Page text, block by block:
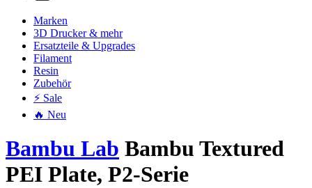
Marken
3D Drucker & mehr
Ersatzteile & Upgrades
Filament
Resin
Zubehör
⚡ Sale
🔥 Neu
Bambu Lab Bambu Textured
PEI Plate, P2-Serie